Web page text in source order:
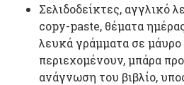
Σελιδοδείκτες, αγγλικό
copy-paste, θέματα
λευκά γράμματα σε
περιεχομένουν, μπάρα
ανάγνωση του βιβλίο,